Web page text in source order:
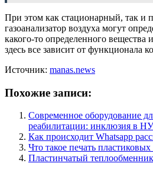
При этом как стационарный, так и
газоанализатор воздуха могут
какого-то определенного вещества
здесь все зависит от функционала
Источник: manas.news
Похожие записи:
Современное оборудование
реабилитации: инклюзия в
Как происходит Whatsapp
Что такое печать пластиковых
Пластинчатый